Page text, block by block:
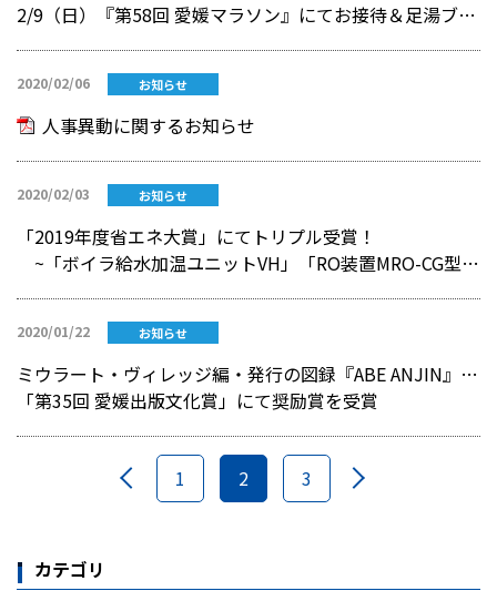
2/9（日）『第58回 愛媛マラソン』にてお接待＆足湯ブースでランナーの皆さんをおもてなし
2020/02/06 お知らせ
人事異動に関するお知らせ
2020/02/03 お知らせ
「2019年度省エネ大賞」にてトリプル受賞！
~「ボイラ給水加温ユニットVH」「RO装置MRO-CG型」「全員参加の草の根運動」~
2020/01/22 お知らせ
ミウラート・ヴィレッジ編・発行の図録『ABE ANJIN』 が
「第35回 愛媛出版文化賞」にて奨励賞を受賞
1 2 3
カテゴリ